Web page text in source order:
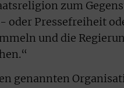
zum
oder Pressefreiheit
und die
genannten